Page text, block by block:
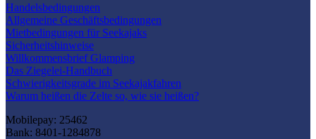
Handelsbedingungen
Allgemeine Geschäftsbedingungen
Mietbedingungen für Seekajaks
Sicherheitshinweise
Willkommensbrief Glamping
Das Ziegelei-Handbuch
Schwierigkeitsgrade im Seekajakfahren
Warum heißen die Zelte so, wie sie heißen?
Mobilepay: 25462
Bank: 8401-1284878